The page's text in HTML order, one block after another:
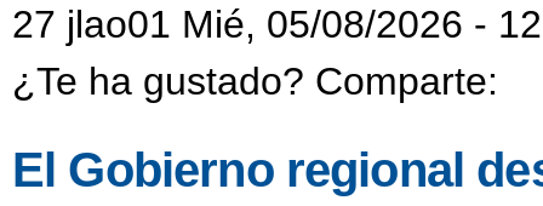
27 jlao01 Mié, 05/08/2026 -
¿Te ha gustado? Comparte:
El Gobierno regional